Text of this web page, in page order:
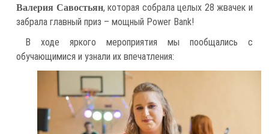
Валерия Савостьян, которая собрала целых 28 жвачек и
забрала главный приз – мощный Power Bank!
В ходе яркого мероприятия мы пообщались с
обучающимися и узнали их впечатления: